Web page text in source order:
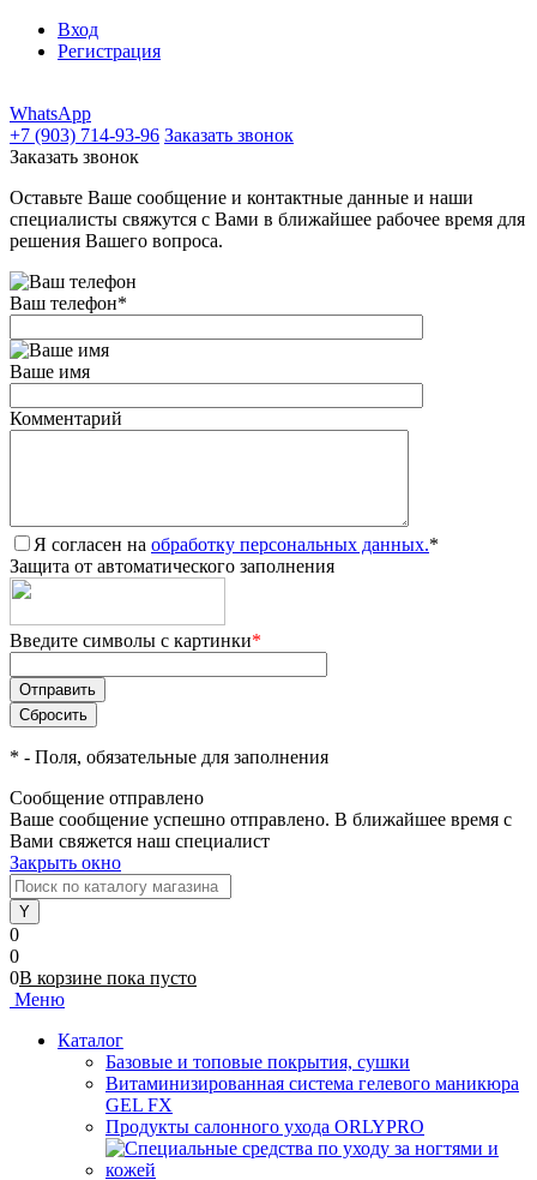
Вход
Регистрация
WhatsApp
+7 (903) 714-93-96 Заказать звонок
Заказать звонок
Оставьте Ваше сообщение и контактные данные и наши
специалисты свяжутся с Вами в ближайшее рабочее время для
решения Вашего вопроса.
Ваш телефон*
Ваше имя
Комментарий
Я согласен на обработку персональных данных.*
Защита от автоматического заполнения
Введите символы с картинки*
* - Поля, обязательные для заполнения
Сообщение отправлено
Ваше сообщение успешно отправлено. В ближайшее время с
Вами свяжется наш специалист
Закрыть окно
0
0
0В корзине пока пусто
Меню
Каталог
Базовые и топовые покрытия, сушки
Витаминизированная система гелевого маникюра
GEL FX
Продукты салонного ухода ORLYPRO